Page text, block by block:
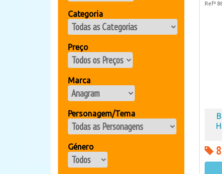
Categoria
Preço
Marca
Personagem/Tema
Género
Refª